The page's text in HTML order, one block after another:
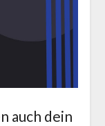
auch dein